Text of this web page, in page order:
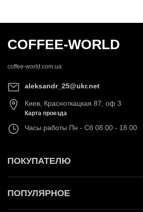
COFFEE-WORLD
coffee-world.com.ua
aleksandr_25@ukr.net
Киев Красноткацкая 87, оф 3
Карта проезда
Часы работы Пн - Сб 08:00 - 18:00
ПОКУПАТЕЛЮ
ПОПУЛЯРНОЕ